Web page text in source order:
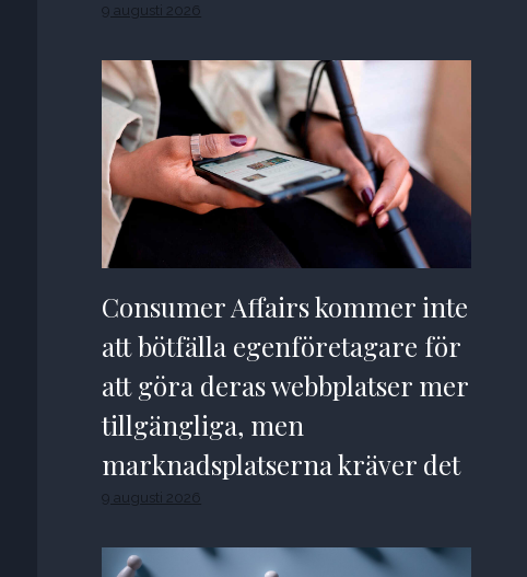
9 augusti 2026
Consumer Affairs kommer inte
att bötfälla egenföretagare för
att göra deras webbplatser mer
tillgängliga, men
marknadsplatserna kräver det
9 augusti 2026